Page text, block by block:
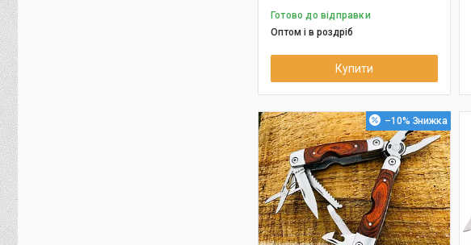
Готово до відправки
Оптом і в роздріб
Купити
–10%